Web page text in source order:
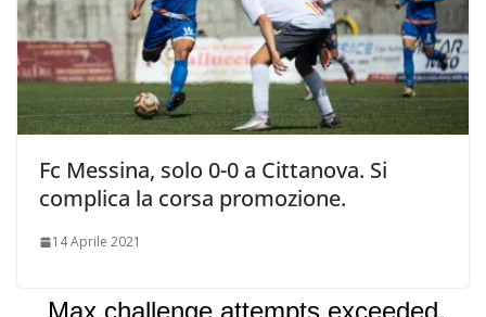
Fc Messina, solo 0-0 a Cittanova. Si
complica la corsa promozione.
14 Aprile 2021